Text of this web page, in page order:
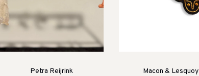
Petra Reijrink Macon & Lesquoy